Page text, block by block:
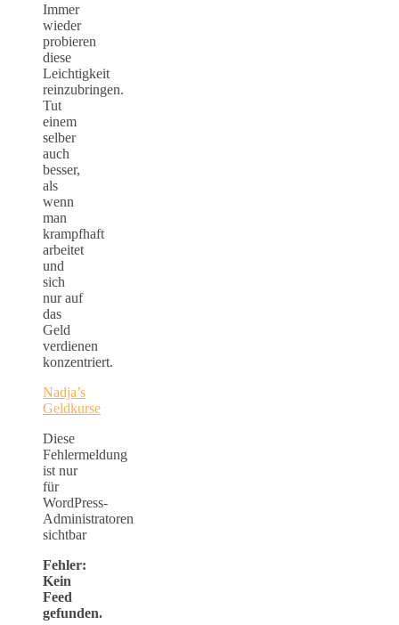
Immer
wieder
probieren
diese
Leichtigkeit
reinzubringen.
Tut
einem
selber
auch
besser,
als
wenn
man
krampfhaft
arbeitet
und
sich
nur auf
das
Geld
verdienen
konzentriert.
Nadja’s
Geldkurse
Diese
Fehlermeldung
ist nur
für
WordPress-
Administratoren
sichtbar
Fehler:
Kein
Feed
gefunden.